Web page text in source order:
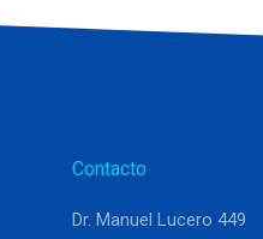
Contacto
Dr. Manuel Lucero 449